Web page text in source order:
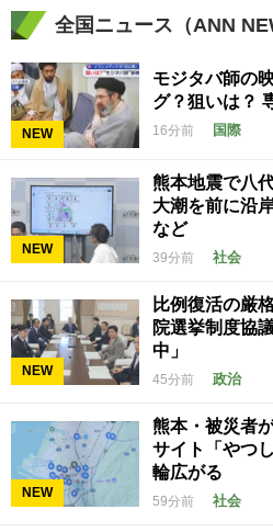
全国ニュース（ANN
NEW
モジタバ師の
グ？狙いは？
16分前 国際
NEW
熊本地震で八
大潮を前に沿
など
39分前 社会
NEW
比例復活の厳
院選挙制度協
中」
45分前 政治
NEW
熊本・被災者
サイト「やつ
輪広がる
59分前 社会